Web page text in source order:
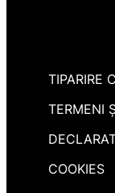
TIPARIRE
TERMENI
COOKIES